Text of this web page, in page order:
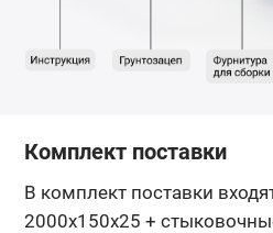
Комплект поставки
В комплект поставки
2000х150х25 +